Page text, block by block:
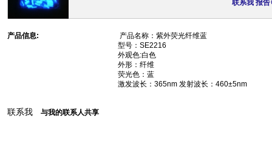
联系我 报告
产品信息:
产品名称：紫外荧光纤维蓝
型号：SE2216
外观色:白色
外形：纤维
荧光色：蓝
激发波长：365nm 发射波长：460±5nm
联系我 与我的联系人共享